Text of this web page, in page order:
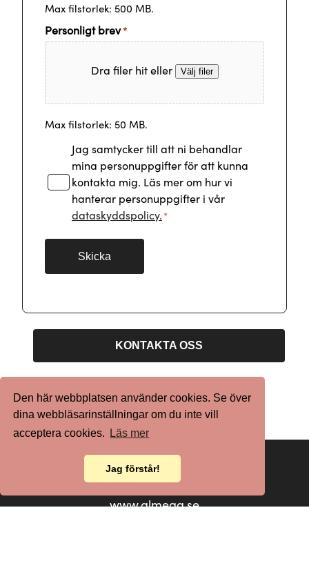
Den här webbplatsen använder cookies. Se över
dina webbläsarinställningar om du inte vill
acceptera cookies.
Läs mer
Jag förstår!
Max filstorlek: 500 MB.
Personligt brev*
Dra filer hit eller Välj filer
Max filstorlek: 50 MB.
SamtyckeJag samtycker till att ni behandlar
mina personuppgifter för att kunna
kontakta mig. Läs mer om hur vi
hanterar personuppgifter i vår
dataskyddspolicy.*
KONTAKTA OSS
www.almega.se